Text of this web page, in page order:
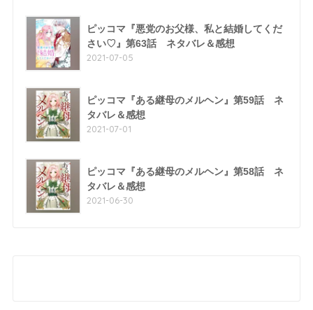
ピッコマ『悪党のお父様、私と結婚してくだ
さい♡』第63話 ネタバレ＆感想
2021-07-05
ピッコマ『ある継母のメルヘン』第59話 ネ
タバレ＆感想
2021-07-01
ピッコマ『ある継母のメルヘン』第58話 ネ
タバレ＆感想
2021-06-30